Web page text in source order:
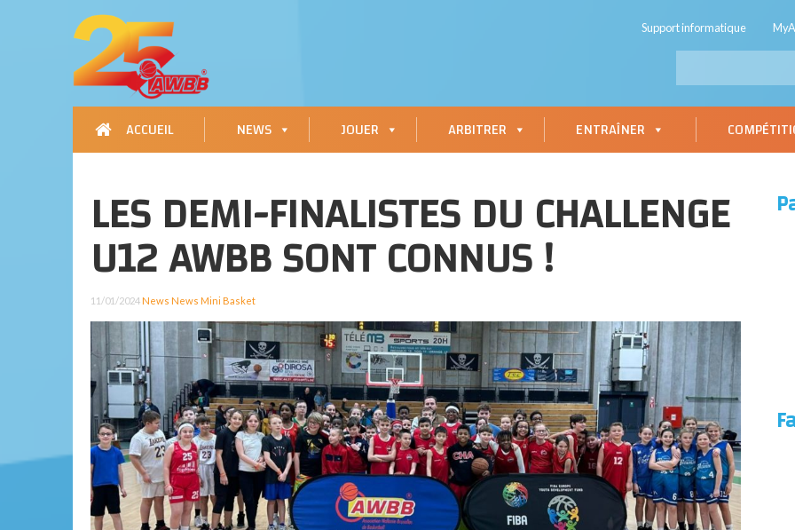
Support informatique
ACCUEIL NEWS JOUER ARBITRER ENTRAÎNER
LES DEMI-FINALISTES DU CHALLENGE
U12 AWBB SONT CONNUS !
11/01/2024News News Mini Basket